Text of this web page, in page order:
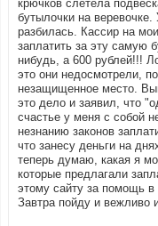
крючков слетела
бутылочки на
разбилась. Кассир на
заплатить за эту самую
нибудь, а 600 рублей!!!
это они недосмотрели,
незащищенное место.
это дело и заявил, что
счастье у меня с собой
незнанию законов
что занесу деньги на
теперь думаю, какая я
которые предлагали
этому сайту за помощь в
Завтра пойду и вежливо